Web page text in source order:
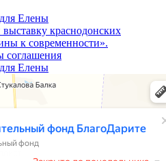
краснодонских
к современности».
соглашения